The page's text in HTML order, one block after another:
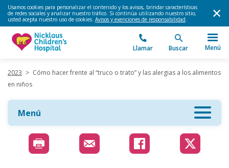
Usamos cookies para personalizar el contenido y los avisos, brindar características
de redes sociales y analizar nuestro tráfico. Si continúa utilizando nuestro sitio,
usted acepta nuestro uso de cookies. Avisos y exenciones de responsabilidad.
Llamar Buscar Menú
2023 > Cómo hacer frente al “truco o trato” y las alergias a los alimentos
en niños
Menú